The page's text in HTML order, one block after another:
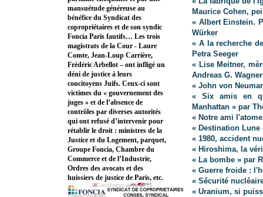
Maurice Cohen,
« Albert Einstein.
Würker
« A la recherche
Petra Seeger
« Lise Meitner,
Andreas G. Wagner
« John von
« Six amis en
Manhattan » par
« Notre ami
« Destination Lune
« 1980, accident
« Hiroshima, la
« La bombe » par
« Guerre froide :
« Sécurité
« Uranium, si
mansuétude généreuse au
bénéfice du Syndicat des
copropriétaires et de son syndic
Foncia Paris fautifs… Les trois
magistrats de la Cour - Laure
Comte, Jean-Loup Carrière,
Frédéric Arbellot – ont infligé un
déni de justice à leurs
concitoyens Juifs. Ceux-ci sont
victimes du « gouvernement des
juges » et de l’absence de
contrôles par diverses autorités
qui ont refusé d’intervenir pour
rétablir le droit : ministres de la
Justice et du Logement, parquet,
Groupe Foncia, Chambre du
Commerce et de l’Industrie,
Ordres des avocats et des
huissiers de justice de Paris, etc.